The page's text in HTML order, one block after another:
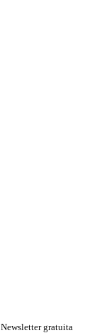
Newsletter gratuita